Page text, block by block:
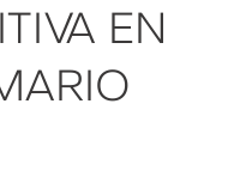
EN